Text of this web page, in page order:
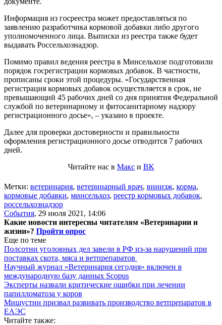
Информация из госреестра может предоставляться по
заявлению разработчика кормовой добавки либо другого
уполномоченного лица. Выписки из реестра также будет
выдавать Россельхознадзор.
Помимо правил ведения реестра в Минсельхозе подготовили
порядок госрегистрации кормовых добавок. В частности,
прописаны сроки этой процедуры. «Государственная
регистрация кормовых добавок осуществляется в срок, не
превышающий 45 рабочих дней со дня принятия Федеральной
службой по ветеринарному и фитосанитарному надзору
регистрационного досье», – указано в проекте.
Далее для проверки достоверности и правильности
оформления регистрационного досье отводится 7 рабочих
дней.
Читайте нас в Макс и ВК
Метки: ветеринария, ветеринарный врач, вниизж, корма,
кормовые добавки, минсельхоз, реестр кормовых добавок,
россельхознадзор
События, 29 июля 2021, 14:06
Какие новости интересны читателям «Ветеринарии и
жизни»? Пройти опрос
Еще по теме
Полсотни уголовных дел завели в РФ из-за нарушений при
поставках скота, мяса и ветпрепаратов
Научный журнал «Ветеринария сегодня» включен в
международную базу данных Scopus
Эксперты назвали критические ошибки при лечении
папилломатоза у коров
Мишустин призвал развивать производство ветпрепаратов в
ЕАЭС
Читайте также: